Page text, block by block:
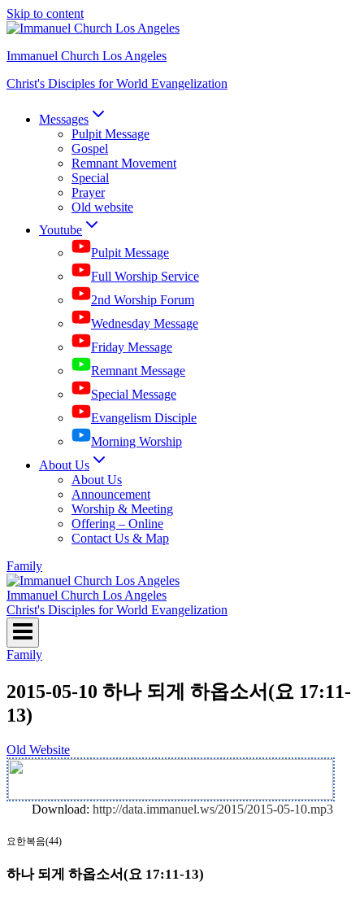
Skip to content
Immanuel Church Los Angeles
Christ's Disciples for World Evangelization
Messages
Pulpit Message
Gospel
Remnant Movement
Special
Prayer
Old website
Youtube
Pulpit Message
Full Worship Service
2nd Worship Forum
Wednesday Message
Friday Message
Remnant Message
Special Message
Evangelism Disciple
Morning Worship
About Us
About Us
Announcement
Worship & Meeting
Offering – Online
Contact Us & Map
Family
Immanuel Church Los Angeles
Christ's Disciples for World Evangelization
Family
2015-05-10 하나 되게 하옵소서(요 17:11-
13)
Old Website
Download: http://data.immanuel.ws/2015/2015-05-10.mp3
요한복음(44)
하나 되게 하옵소서(요 17:11-13)